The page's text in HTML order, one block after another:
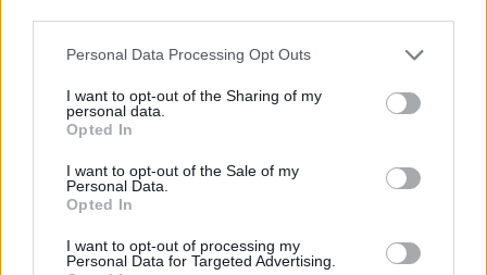
Please note that this website/app uses one or more Google
not limited to your visit or usage behaviour. You may click to
grant or deny consent to Google and its third-party tags to
use your data for below specified purposes in below Google
consent section.
Personal Data Processing Opt Outs
I want to opt-out of the Sharing of my
personal data.
Opted In
I want to opt-out of the Sale of my
Personal Data.
Opted In
I want to opt-out of processing my
Personal Data for Targeted Advertising.
Másképp választunk fagylaltot, mint néhány